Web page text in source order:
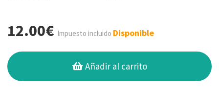
12.00€ Impuesto incluido Disponible
Añadir al carrito